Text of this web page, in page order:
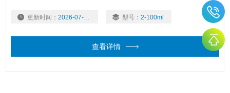
更新时间： 2026-07-29 型号： 2-100ml
查看详情